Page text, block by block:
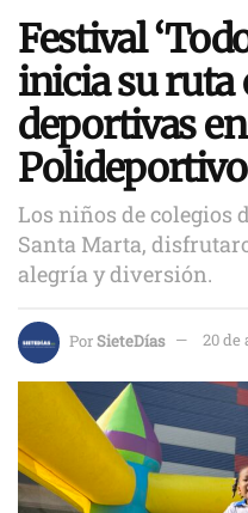
Festival
inicia su ruta
deportivas
Los niños de colegios
Santa Marta,
alegría y diversión.
PorSieteDías 20 de